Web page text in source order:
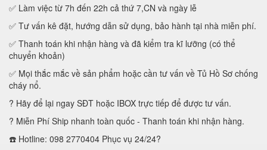
✅ Làm việc từ 7h đến 22h cả thứ 7,CN và ngày lễ
✅ Tư vấn kê đặt, hướng dẫn sử dụng, bảo hành tại nhà miễn phí.
✅ Thanh toán khi nhận hàng và đã kiểm tra kĩ lưỡng (có thể
chuyển khoản)
✅ Mọi thắc mắc về sản phẩm hoặc cần tư vấn về Tủ Hồ Sơ chống
cháy nổ.
? Hãy để lại ngay SĐT hoặc IBOX trực tiếp để được tư vấn.
? Miễn Phí Ship nhanh toàn quốc - Thanh toán khi nhận hàng.
☎️ Hotline: 098 2770404 Phục vụ 24/24?